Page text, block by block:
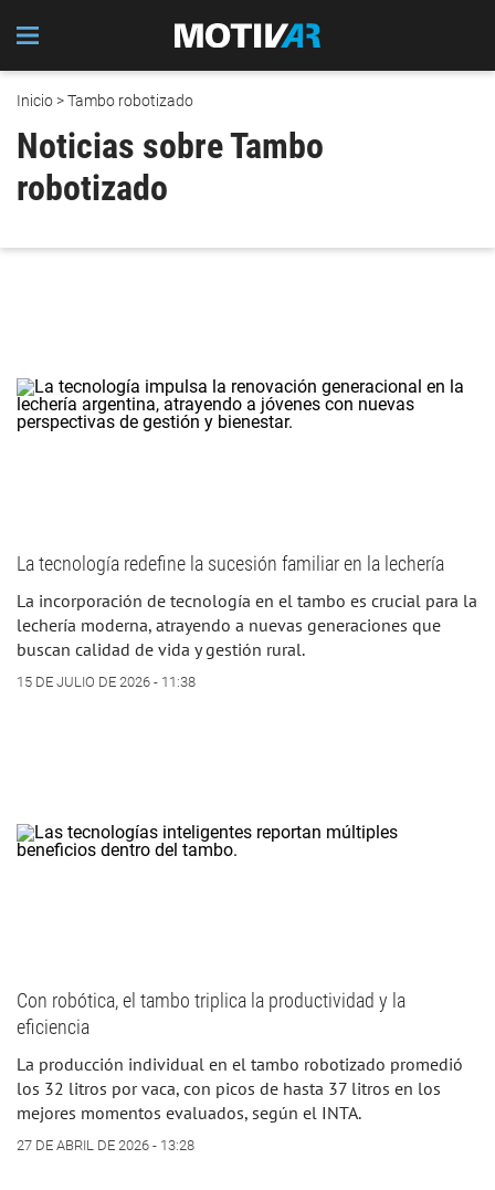
Inicio> Tambo robotizado
Noticias sobre Tambo
robotizado
La tecnología redefine la sucesión familiar en la lechería
La incorporación de tecnología en el tambo es crucial para la
lechería moderna, atrayendo a nuevas generaciones que
buscan calidad de vida y gestión rural.
15 DE JULIO DE 2026 - 11:38
Con robótica, el tambo triplica la productividad y la
eficiencia
La producción individual en el tambo robotizado promedió
los 32 litros por vaca, con picos de hasta 37 litros en los
mejores momentos evaluados, según el INTA.
27 DE ABRIL DE 2026 - 13:28